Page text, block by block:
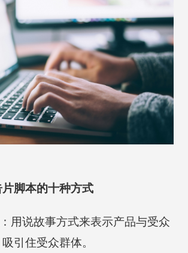
脚本的十种方式
用说故事方式来表示产品与受众
引住受众群体。